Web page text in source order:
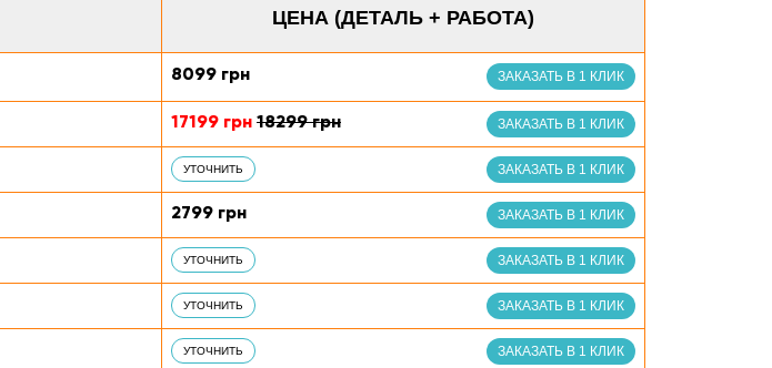
ЦЕНА (ДЕТАЛЬ + РАБОТА)
8099 грн ЗАКАЗАТЬ В 1 КЛИК
17199 грн 18299 грн ЗАКАЗАТЬ В 1 КЛИК
УТОЧНИТЬ ЗАКАЗАТЬ В 1 КЛИК
2799 грн ЗАКАЗАТЬ В 1 КЛИК
УТОЧНИТЬ ЗАКАЗАТЬ В 1 КЛИК
УТОЧНИТЬ ЗАКАЗАТЬ В 1 КЛИК
УТОЧНИТЬ ЗАКАЗАТЬ В 1 КЛИК